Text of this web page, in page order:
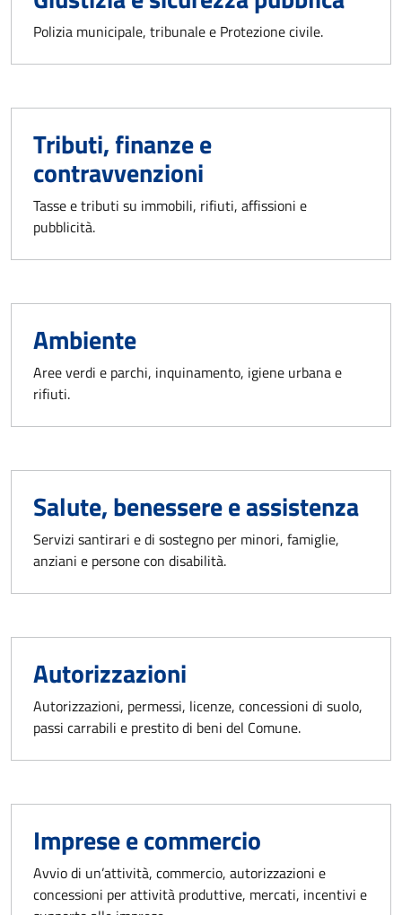
Polizia municipale, tribunale e Protezione civile.
Tributi, finanze e
contravvenzioni
Tasse e tributi su immobili, rifiuti, affissioni e
pubblicità.
Ambiente
Aree verdi e parchi, inquinamento, igiene urbana e
rifiuti.
Salute, benessere e assistenza
Servizi santirari e di sostegno per minori, famiglie,
anziani e persone con disabilità.
Autorizzazioni
Autorizzazioni, permessi, licenze, concessioni di suolo,
passi carrabili e prestito di beni del Comune.
Imprese e commercio
Avvio di un’attività, commercio, autorizzazioni e
concessioni per attività produttive, mercati, incentivi e